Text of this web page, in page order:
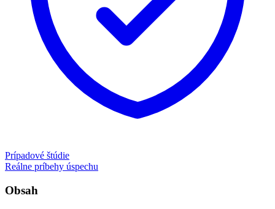
Prípadové štúdie
Reálne príbehy úspechu
Obsah